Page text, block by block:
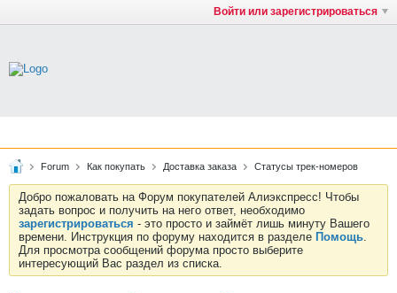
Войти или зарегистрироваться
Forum Как покупать Доставка заказа Статусы трек-номеров
Добро пожаловать на Форум покупателей Алиэкспресс! Чтобы
задать вопрос и получить на него ответ, необходимо
зарегистрироваться - это просто и займёт лишь минуту Вашего
времени. Инструкция по форуму находится в разделе Помощь.
Для просмотра сообщений форума просто выберите
интересующий Вас раздел из списка.